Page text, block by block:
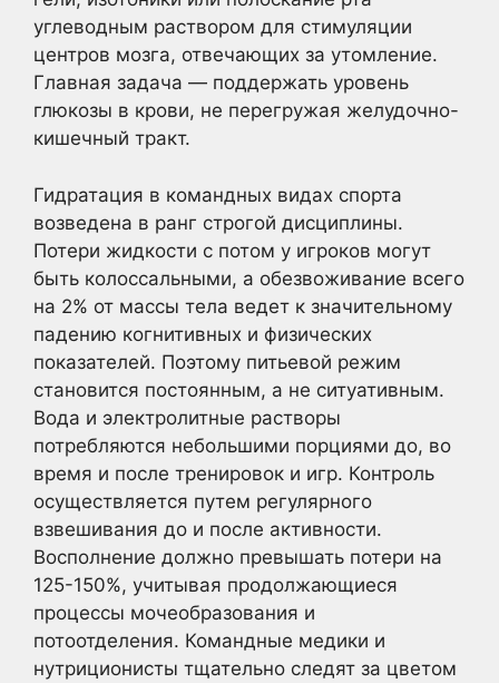
углеводным раствором для стимуляции
центров мозга, отвечающих за утомление.
Главная задача — поддержать уровень
глюкозы в крови, не перегружая желудочно-
кишечный тракт.
Гидратация в командных видах спорта
возведена в ранг строгой дисциплины.
Потери жидкости с потом у игроков могут
быть колоссальными, а обезвоживание всего
на 2% от массы тела ведет к значительному
падению когнитивных и физических
показателей. Поэтому питьевой режим
становится постоянным, а не ситуативным.
Вода и электролитные растворы
потребляются небольшими порциями до, во
время и после тренировок и игр. Контроль
осуществляется путем регулярного
взвешивания до и после активности.
Восполнение должно превышать потери на
125-150%, учитывая продолжающиеся
процессы мочеобразования и
потоотделения. Командные медики и
нутриционисты тщательно следят за цветом